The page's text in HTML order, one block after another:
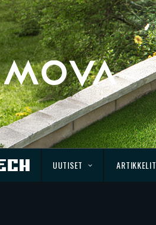
UUTISET ARTIKKELIT